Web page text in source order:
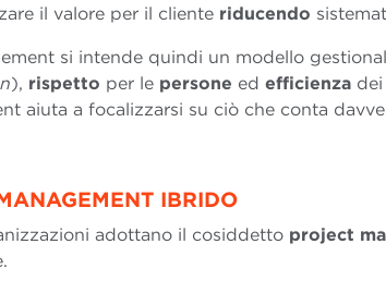
il valore per il cliente riducendo
si intende quindi un modello
), rispetto per le persone ed efficienza dei
aiuta a focalizzarsi su ciò che conta
IBRIDO
adottano il cosiddetto project